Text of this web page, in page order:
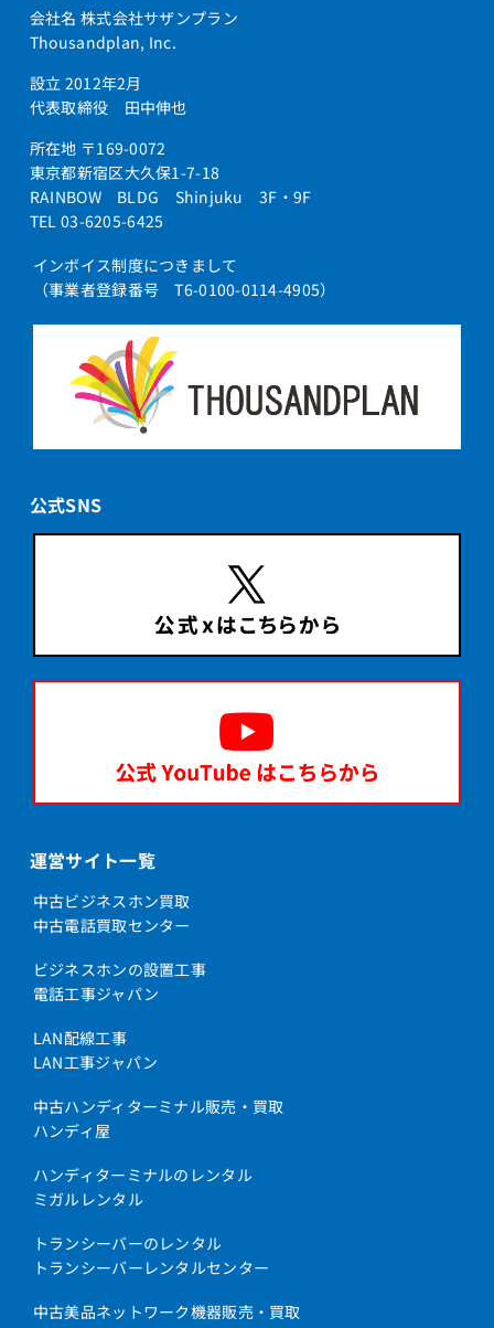
会社名 株式会社サザンプラン
Thousandplan, Inc.
設立 2012年2月
代表取締役 田中伸也
所在地 〒169-0072
東京都新宿区大久保1-7-18
RAINBOW BLDG Shinjuku 3F・9F
TEL 03-6205-6425
インボイス制度につきまして
（事業者登録番号 T6-0100-0114-4905）
公式SNS
運営サイト一覧
中古ビジネスホン買取
中古電話買取センター
ビジネスホンの設置工事
電話工事ジャパン
LAN配線工事
LAN工事ジャパン
中古ハンディターミナル販売・買取
ハンディ屋
ハンディターミナルのレンタル
ミガルレンタル
トランシーバーのレンタル
トランシーバーレンタルセンター
中古美品ネットワーク機器販売・買取